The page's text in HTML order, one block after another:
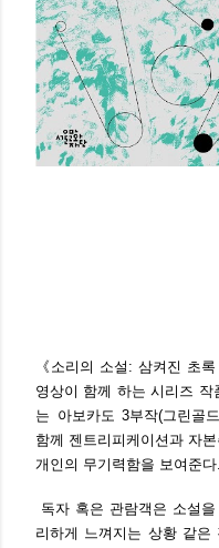
《소리의 소설: 삼켜진 초
영상이 함께 하는 시리즈
는 아보카도 3부작(그린골
함께 젠트리피케이션과 자
개인의 무기력함을 보여준다.
독자 혹은 관람객은 소설
리하게 느껴지는 상황 같은